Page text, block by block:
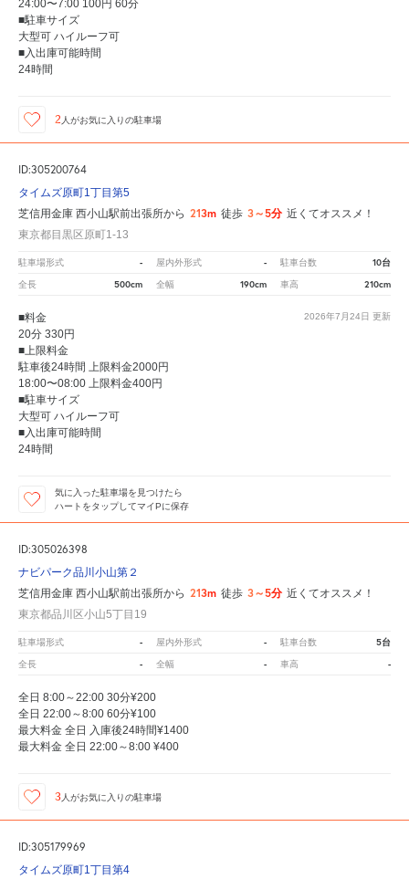
24:00〜7:00 100円 60分
■駐車サイズ
大型可 ハイルーフ可
■入出庫可能時間
24時間
2 人がお気に入りの駐車場
ID:305200764
タイムズ原町1丁目第5
芝信用金庫 西小山駅前出張所から 213m 徒歩 3～5分 近くてオススメ！
東京都目黒区原町1-13
駐車場形式 - 屋内外形式 - 駐車台数 10台
全長 500cm 全幅 190cm 車高 210cm
2026年7月24日 更新
■料金
20分 330円
■上限料金
駐車後24時間 上限料金2000円
18:00〜08:00 上限料金400円
■駐車サイズ
大型可 ハイルーフ可
■入出庫可能時間
24時間
気に入った駐車場を見つけたら
ハートをタップしてマイPに保存
ID:305026398
ナビパーク品川小山第２
芝信用金庫 西小山駅前出張所から 213m 徒歩 3～5分 近くてオススメ！
東京都品川区小山5丁目19
駐車場形式 - 屋内外形式 - 駐車台数 5台
全長 - 全幅 - 車高 -
全日 8:00～22:00 30分¥200
全日 22:00～8:00 60分¥100
最大料金 全日 入庫後24時間¥1400
最大料金 全日 22:00～8:00 ¥400
3人がお気に入りの駐車場
ID:305179969
タイムズ原町1丁目第4